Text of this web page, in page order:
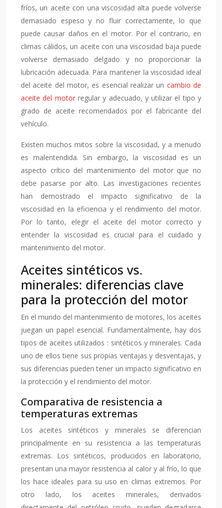
fríos, un aceite con una viscosidad alta puede volverse
demasiado espeso y no fluir correctamente, lo que
puede causar daños en el motor. Por el contrario, en
climas cálidos, un aceite con una viscosidad baja puede
volverse demasiado delgado y no proporcionar la
lubricación adecuada. Para mantener la viscosidad ideal
del aceite del motor, es esencial realizar un cambio de
aceite del motorregular y adecuado, y utilizar el tipo y
grado de aceite recomendados por el fabricante del
vehículo.
Existen muchos mitos sobre la viscosidad, y a menudo
es malentendida. Sin embargo, la viscosidad es un
aspecto crítico del mantenimiento del motor que no
debe pasarse por alto. Las investigaciones recientes
han demostrado el impacto significativo de la
viscosidad en la eficiencia y el rendimiento del motor.
Por lo tanto, elegir el aceite del motor correcto y
entender la viscosidad es crucial para el cuidado y
mantenimiento del motor.
Aceites sintéticos vs.
minerales: diferencias clave
para la protección del motor
En el mundo del mantenimiento de motores, los aceites
juegan un papel esencial. Fundamentalmente, hay dos
tipos de aceites utilizados : sintéticos y minerales. Cada
uno de ellos tiene sus propias ventajas y desventajas, y
sus diferencias pueden tener un impacto significativo en
la protección y el rendimiento del motor.
Comparativa de resistencia a
temperaturas extremas
Los aceites sintéticos y minerales se diferencian
principalmente en su resistencia a las temperaturas
extremas. Los sintéticos, producidos en laboratorio,
presentan una mayor resistencia al calor y al frío, lo que
los hace ideales para su uso en climas extremos. Por
otro lado, los aceites minerales, derivados